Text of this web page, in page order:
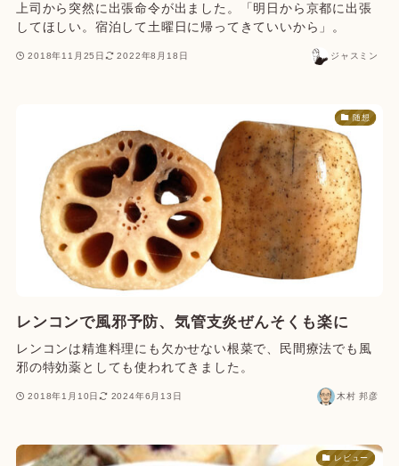
上司から突然に出張命令が出ました。「明日から京都に出張
してほしい。宿泊して土曜日に帰ってきていいから」。
2018年11月25日 2022年8月18日 ジャスミン
随想
レンコンで風邪予防、気管支炎ぜんそくも楽に
レンコンは精進料理にも欠かせない根菜で、民間療法でも風
邪の特効薬としても使われてきました。
2018年1月10日 2024年6月13日 木村 邦彦
レビュー